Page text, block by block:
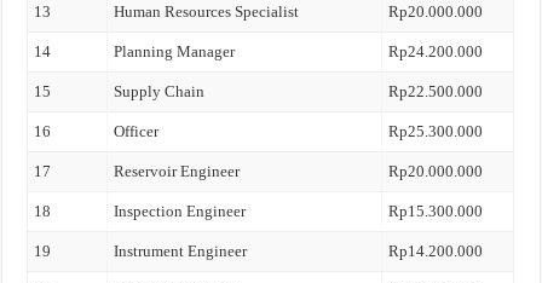
13 Human Resources Specialist Rp20.000.000
14 Planning Manager Rp24.200.000
15 Supply Chain Rp22.500.000
16 Officer Rp25.300.000
17 Reservoir Engineer Rp20.000.000
18 Inspection Engineer Rp15.300.000
19 Instrument Engineer Rp14.200.000